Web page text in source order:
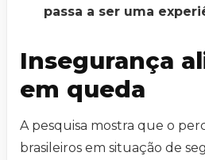
passa a ser uma
Insegurança
em queda
A pesquisa mostra que o
brasileiros em situação de